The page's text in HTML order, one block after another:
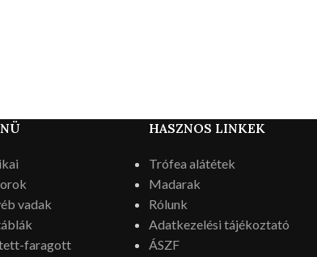
vadak
faragott
HASZNOS LINKEK
Trófea alátétek
Madarak
Rólunk
Adatkezelési tájékoztató
ÁSZF